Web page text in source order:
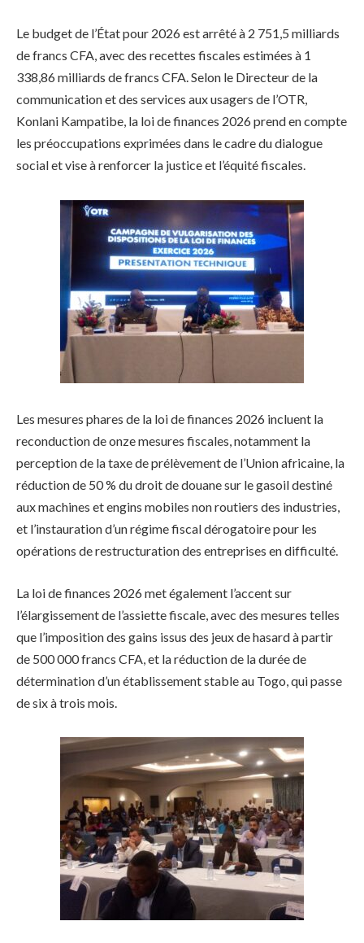
Le budget de l’État pour 2026 est arrêté à 2 751,5 milliards
de francs CFA, avec des recettes fiscales estimées à 1
338,86 milliards de francs CFA. Selon le Directeur de la
communication et des services aux usagers de l’OTR,
Konlani Kampatibe, la loi de finances 2026 prend en compte
les préoccupations exprimées dans le cadre du dialogue
social et vise à renforcer la justice et l’équité fiscales.
Les mesures phares de la loi de finances 2026 incluent la
reconduction de onze mesures fiscales, notamment la
perception de la taxe de prélèvement de l’Union africaine, la
réduction de 50 % du droit de douane sur le gasoil destiné
aux machines et engins mobiles non routiers des industries,
et l’instauration d’un régime fiscal dérogatoire pour les
opérations de restructuration des entreprises en difficulté.
La loi de finances 2026 met également l’accent sur
l’élargissement de l’assiette fiscale, avec des mesures telles
que l’imposition des gains issus des jeux de hasard à partir
de 500 000 francs CFA, et la réduction de la durée de
détermination d’un établissement stable au Togo, qui passe
de six à trois mois.